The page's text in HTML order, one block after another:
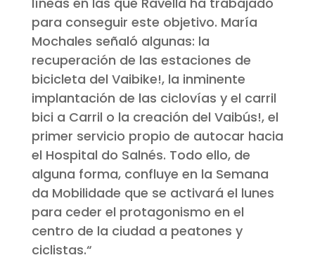
para conseguir este objetivo. María
Mochales señaló algunas: la
recuperación de las estaciones de
bicicleta del Vaibike!, la inminente
implantación de las ciclovías y el carril
bici a Carril o la creación del Vaibús!, el
primer servicio propio de autocar hacia
el Hospital do Salnés. Todo ello, de
alguna forma, confluye en la Semana
da Mobilidade que se activará el lunes
para ceder el protagonismo en el
centro de la ciudad a peatones y
ciclistas.“